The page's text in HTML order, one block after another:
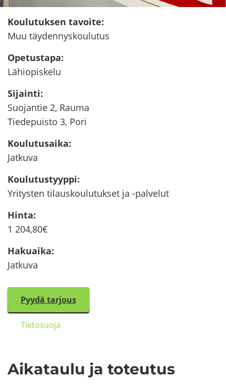
Kou­lu­tuk­sen ta­voi­te:
Muu täy­den­nys­kou­lu­tus
Ope­tus­ta­pa:
Lä­hio­pis­ke­lu
Si­jain­ti:
Suo­jan­tie 2, Rauma
Tie­de­puis­to 3, Pori
Kou­lu­tusai­ka:
Jat­ku­va
Kou­lu­tus­tyyp­pi:
Yri­tys­ten ti­laus­kou­lu­tuk­set ja -​palvelut
Hinta:
1 204,80€
Ha­kuai­ka:
Jat­ku­va
Pyydä tar­jous
Tie­to­suo­ja
Ai­ka­tau­lu ja to­teu­tus